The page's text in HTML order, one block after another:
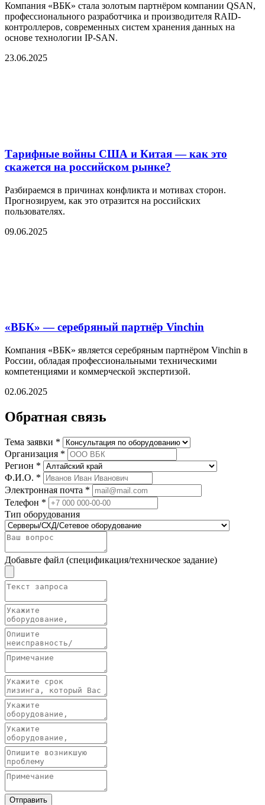
Компания «ВБК» стала золотым партнёром компании QSAN,
профессионального разработчика и производителя RAID-
контроллеров, современных систем хранения данных на
основе технологии IP-SAN.
23.06.2025
Тарифные войны США и Китая — как это
скажется на российском рынке?
Разбираемся в причинах конфликта и мотивах сторон.
Прогнозируем, как это отразится на российских
пользователях.
09.06.2025
«ВБК» — серебряный партнёр Vinchin
Компания «ВБК» является серебряным партнёром Vinchin в
России, обладая профессиональными техническими
компетенциями и коммерческой экспертизой.
02.06.2025
Обратная связь
Тема заявки *
Организация *
Регион *
Ф.И.О. *
Электронная почта *
Телефон *
Тип оборудования
Добавьте файл (спецификация/техническое задание)
Отправить